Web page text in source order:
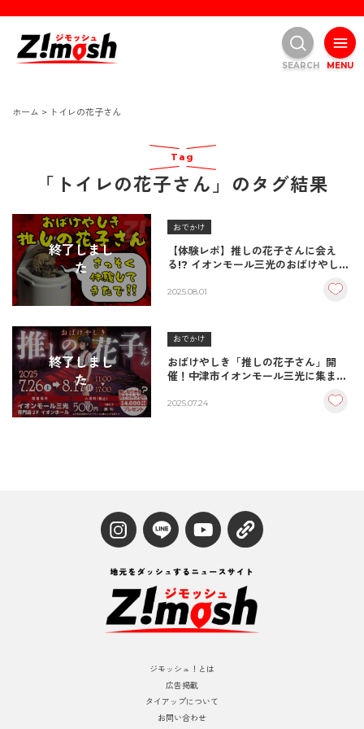
ホーム > トイレの花子さん
Tag
「トイレの花子さん」のタグ結果
終了しまし
た
おでかけ
【体験レポ】推しの花子さんに会え
る!? イオンモール三光のおばけやしき
2025.08.01
終了しまし
た
おでかけ
おばけやしき「推しの花子さん」開
催！中津市イオンモール三光に集ま
2025.07.24
ジモッシュ！とは
広告掲載
タイアップについて
お問い合わせ
MENU
SEARCH